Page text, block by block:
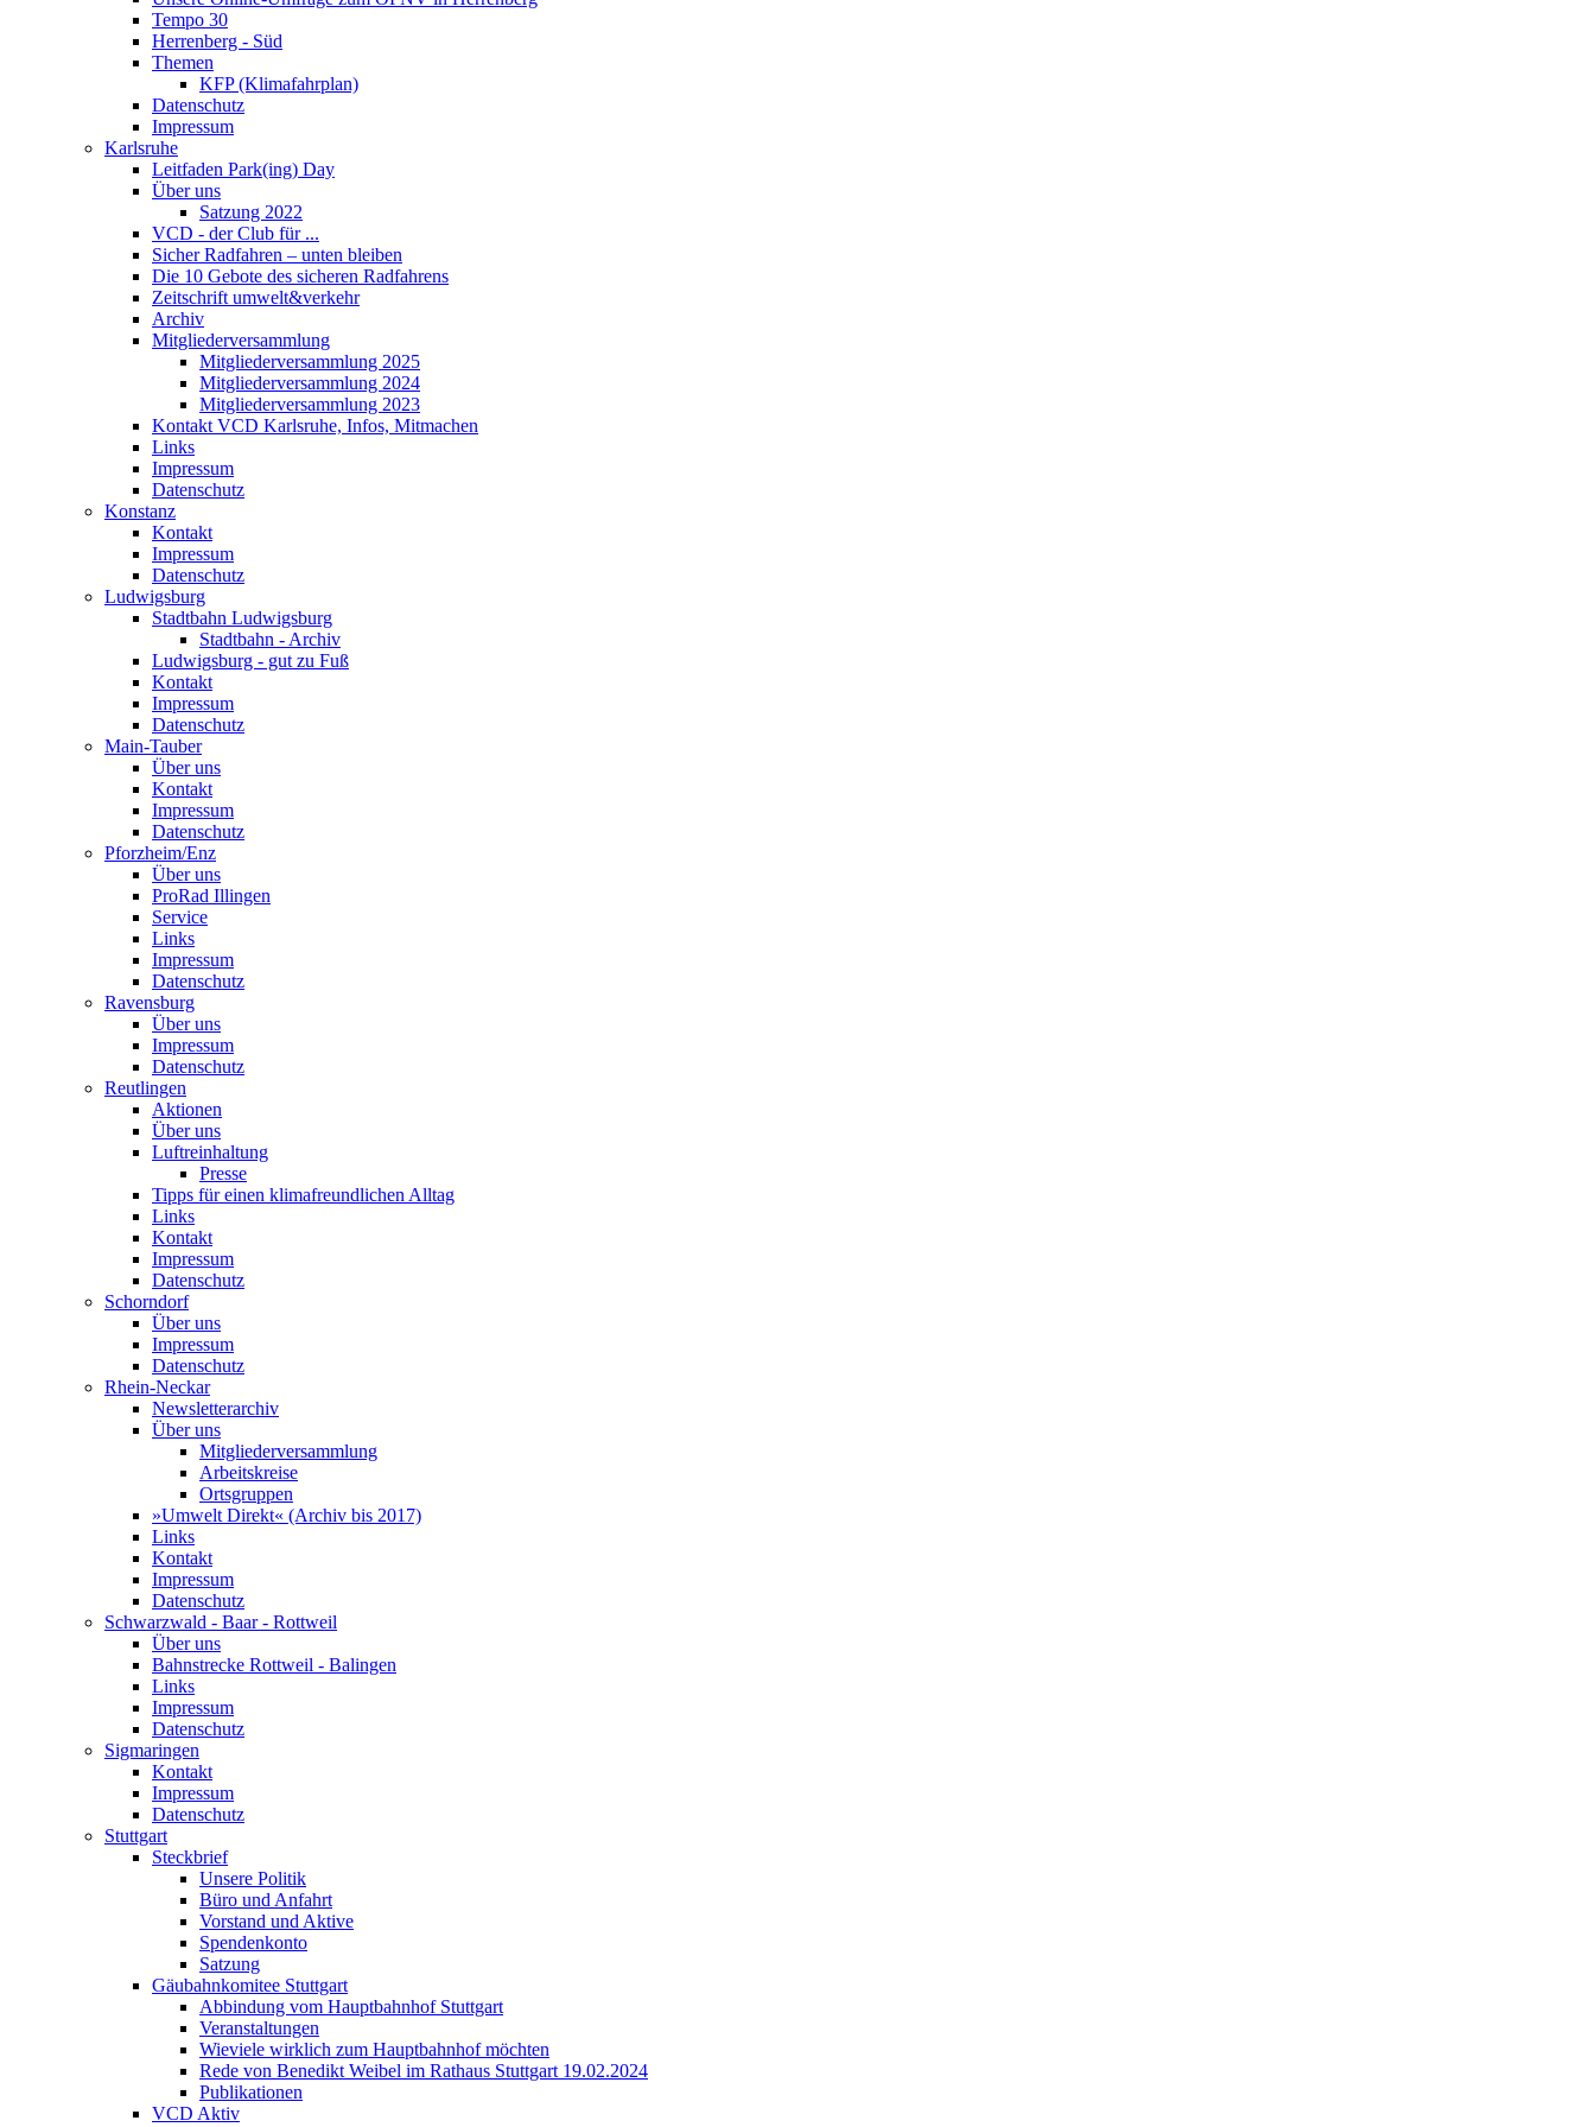
Tempo 30
Herrenberg - Süd
Themen
KFP (Klimafahrplan)
Datenschutz
Impressum
Karlsruhe
Leitfaden Park(ing) Day
Über uns
Satzung 2022
VCD - der Club für ...
Sicher Radfahren – unten bleiben
Die 10 Gebote des sicheren Radfahrens
Zeitschrift umwelt&verkehr
Archiv
Mitgliederversammlung
Mitgliederversammlung 2025
Mitgliederversammlung 2024
Mitgliederversammlung 2023
Kontakt VCD Karlsruhe, Infos, Mitmachen
Links
Impressum
Datenschutz
Konstanz
Kontakt
Impressum
Datenschutz
Ludwigsburg
Stadtbahn Ludwigsburg
Stadtbahn - Archiv
Ludwigsburg - gut zu Fuß
Kontakt
Impressum
Datenschutz
Main-Tauber
Über uns
Kontakt
Impressum
Datenschutz
Pforzheim/Enz
Über uns
ProRad Illingen
Service
Links
Impressum
Datenschutz
Ravensburg
Über uns
Impressum
Datenschutz
Reutlingen
Aktionen
Über uns
Luftreinhaltung
Presse
Tipps für einen klimafreundlichen Alltag
Links
Kontakt
Impressum
Datenschutz
Schorndorf
Über uns
Impressum
Datenschutz
Rhein-Neckar
Newsletterarchiv
Über uns
Mitgliederversammlung
Arbeitskreise
Ortsgruppen
»Umwelt Direkt« (Archiv bis 2017)
Links
Kontakt
Impressum
Datenschutz
Schwarzwald - Baar - Rottweil
Über uns
Bahnstrecke Rottweil - Balingen
Links
Impressum
Datenschutz
Sigmaringen
Kontakt
Impressum
Datenschutz
Stuttgart
Steckbrief
Unsere Politik
Büro und Anfahrt
Vorstand und Aktive
Spendenkonto
Satzung
Gäubahnkomitee Stuttgart
Abbindung vom Hauptbahnhof Stuttgart
Veranstaltungen
Wieviele wirklich zum Hauptbahnhof möchten
Rede von Benedikt Weibel im Rathaus Stuttgart 19.02.2024
Publikationen
VCD Aktiv